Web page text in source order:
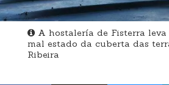
A hostalería de Fisterra
mal estado da cuberta das
Ribeira